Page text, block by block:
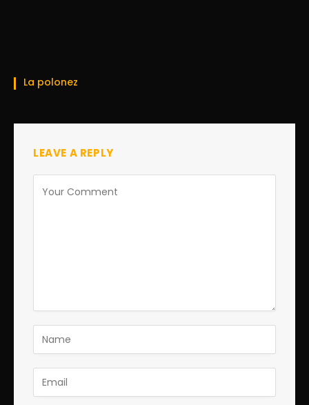
La polonez
LEAVE A REPLY